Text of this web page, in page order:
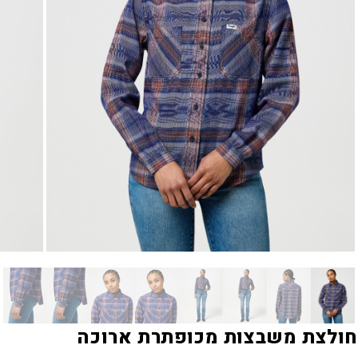
חולצת משבצות מכופתרת ארוכה